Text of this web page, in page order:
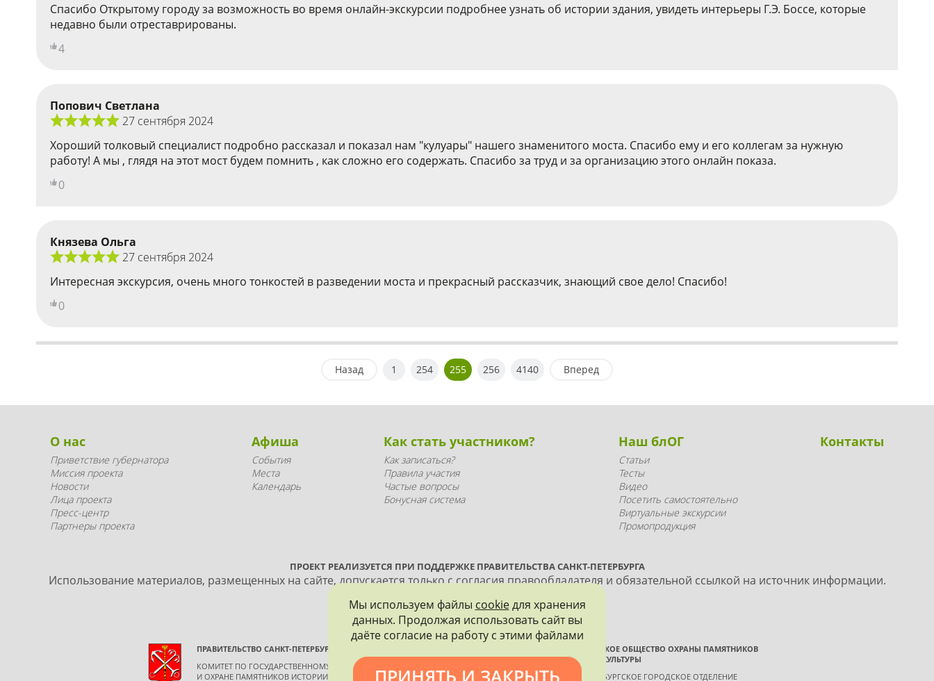
Спасибо Открытому городу за возможность во время онлайн-экскурсии подробнее узнать об истории здания, увидеть интерьеры Г.Э. Боссе, которые
недавно были отреставрированы.
4
Попович Светлана
27 сентября 2024
Хороший толковый специалист подробно рассказал и показал нам "кулуары" нашего знаменитого моста. Спасибо ему и его коллегам за нужную
работу! А мы , глядя на этот мост будем помнить , как сложно его содержать. Спасибо за труд и за организацию этого онлайн показа.
0
Князева Ольга
27 сентября 2024
Интересная экскурсия, очень много тонкостей в разведении моста и прекрасный рассказчик, знающий свое дело! Спасибо!
0
Назад 1 254 255 256 4140 Вперед
О нас
Приветствие губернатора
Миссия проекта
Новости
Лица проекта
Пресс-центр
Партнеры проекта
Афиша
События
Места
Календарь
Как стать участником?
Как записаться?
Правила участия
Частые вопросы
Бонусная система
Наш блОГ
Статьи
Тесты
Видео
Посетить самостоятельно
Виртуальные экскурсии
Промопродукция
Контакты
ПРОЕКТ РЕАЛИЗУЕТСЯ ПРИ ПОДДЕРЖКЕ ПРАВИТЕЛЬСТВА САНКТ-ПЕТЕРБУРГА
Использование материалов, размещенных на сайте, допускается только с согласия правообладателя и обязательной ссылкой на источник информации.
ПРАВИТЕЛЬСТВО САНКТ-ПЕТЕРБУРГА
КОМИТЕТ ПО ГОСУДАРСТВЕННОМУ КОНТРОЛЮ, ИСПОЛЬЗОВАНИЮ
И ОХРАНЕ ПАМЯТНИКОВ ИСТОРИИ И КУЛЬТУРЫ
ВСЕРОССИЙСКОЕ ОБЩЕСТВО ОХРАНЫ ПАМЯТНИКОВ
ИСТОРИИ И КУЛЬТУРЫ
САНКТ-ПЕТЕРБУРГСКОЕ ГОРОДСКОЕ ОТДЕЛЕНИЕ
Мы используем файлы cookieдля хранения
данных. Продолжая использовать сайт вы
даёте согласие на работу с этими файлами
ПРИНЯТЬ И ЗАКРЫТЬ